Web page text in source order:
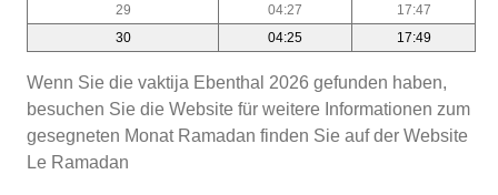
29
04:27
17:47
30
04:25 17:49
Wenn Sie die vaktija Ebenthal 2026 gefunden haben,
besuchen Sie die Website für weitere Informationen zum
gesegneten Monat Ramadan finden Sie auf der Website
Le Ramadan